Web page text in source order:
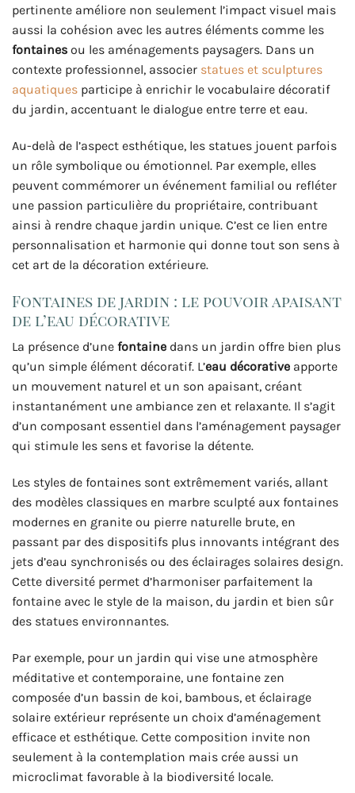
pertinente améliore non seulement l’impact visuel mais
aussi la cohésion avec les autres éléments comme les
fontaines ou les aménagements paysagers. Dans un
contexte professionnel, associer statues et sculptures
aquatiques participe à enrichir le vocabulaire décoratif
du jardin, accentuant le dialogue entre terre et eau.
Au-delà de l’aspect esthétique, les statues jouent parfois
un rôle symbolique ou émotionnel. Par exemple, elles
peuvent commémorer un événement familial ou refléter
une passion particulière du propriétaire, contribuant
ainsi à rendre chaque jardin unique. C’est ce lien entre
personnalisation et harmonie qui donne tout son sens à
cet art de la décoration extérieure.
Fontaines de jardin : le pouvoir apaisant
de l’eau décorative
La présence d’une fontaine dans un jardin offre bien plus
qu’un simple élément décoratif. L’eau décorative apporte
un mouvement naturel et un son apaisant, créant
instantanément une ambiance zen et relaxante. Il s’agit
d’un composant essentiel dans l’aménagement paysager
qui stimule les sens et favorise la détente.
Les styles de fontaines sont extrêmement variés, allant
des modèles classiques en marbre sculpté aux fontaines
modernes en granite ou pierre naturelle brute, en
passant par des dispositifs plus innovants intégrant des
jets d’eau synchronisés ou des éclairages solaires design.
Cette diversité permet d’harmoniser parfaitement la
fontaine avec le style de la maison, du jardin et bien sûr
des statues environnantes.
Par exemple, pour un jardin qui vise une atmosphère
méditative et contemporaine, une fontaine zen
composée d’un bassin de koi, bambous, et éclairage
solaire extérieur représente un choix d’aménagement
efficace et esthétique. Cette composition invite non
seulement à la contemplation mais crée aussi un
microclimat favorable à la biodiversité locale.